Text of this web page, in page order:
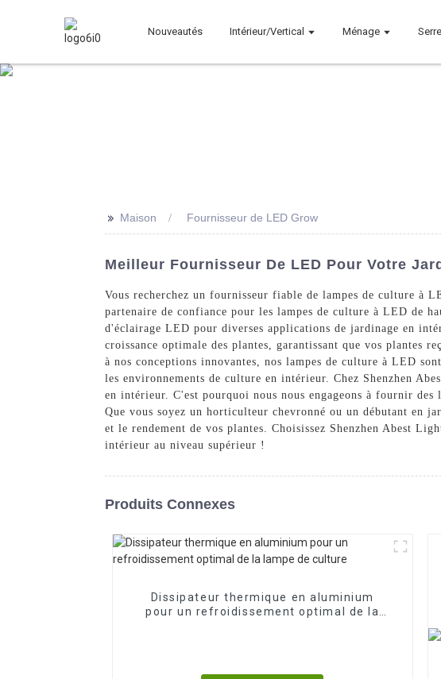
Nouveautés Intérieur/Vertical Ménage Serre
>> Maison Fournisseur de LED Grow
Meilleur Fournisseur De LED Pour Votre
Vous recherchez un fournisseur fiable de lampes de culture à
partenaire de confiance pour les lampes de culture à LED de
d'éclairage LED pour diverses applications de jardinage en
croissance optimale des plantes, garantissant que vos plantes
à nos conceptions innovantes, nos lampes de culture à LED
les environnements de culture en intérieur. Chez Shenzhen
en intérieur. C'est pourquoi nous nous engageons à fournir
Que vous soyez un horticulteur chevronné ou un débutant en
et le rendement de vos plantes. Choisissez Shenzhen Abest
intérieur au niveau supérieur !
Produits Connexes
Dissipateur thermique en aluminium
pour un refroidissement optimal de la